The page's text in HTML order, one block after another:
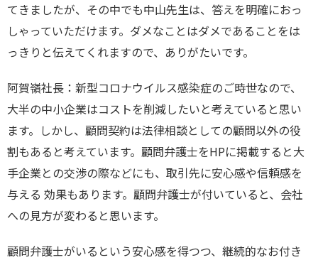
てきましたが、その中でも中山先生は、答えを明確におっ
しゃっていただけます。ダメなことはダメであることをは
っきりと伝えてくれますので、ありがたいです。
阿賀嶺社長：新型コロナウイルス感染症のご時世なので、
大半の中小企業はコストを削減したいと考えていると思い
ます。しかし、顧問契約は法律相談としての顧問以外の役
割もあると考えています。顧問弁護士をHPに掲載すると大
手企業との交渉の際などにも、取引先に安心感や信頼感を
与える 効果もあります。顧問弁護士が付いていると、会社
への見方が変わると思います。
顧問弁護士がいるという安心感を得つつ、継続的なお付き